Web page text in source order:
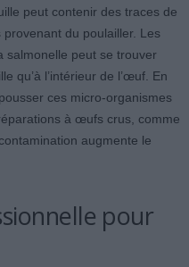
peut contenir des traces de
du poulailler. Les
salmonelle peut se trouver
qu’à l’intérieur de l’œuf. En
ces micro-organismes
à œufs crus, comme
augmente le
pour